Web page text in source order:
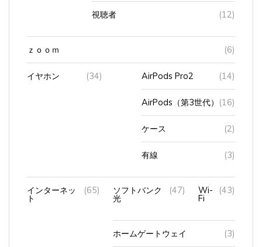
視聴者 (12)
(6)
イヤホン (34) AirPods Pro2 (14)
AirPods（第3世代） (16)
(2)
有線 (3)
インターネッ
ト
(65)
光
(47) Wi-
Fi
(43)
ホームゲートウェイ (3)